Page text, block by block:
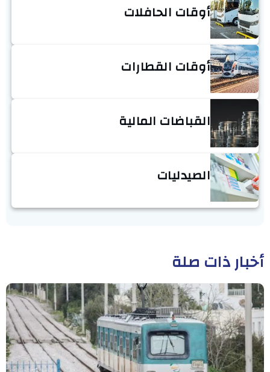
أوقات الحافلات
أوقات القطارات
القباضات المالية
الصيدليات
أخبار ذات صلة